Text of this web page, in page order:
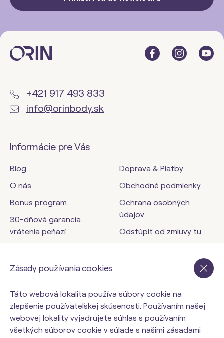
+421 917 493 833
info@orinbody.sk
Informácie pre Vás
Blog
O nás
Bonus program
30-dňová garancia
vrátenia peňazí
Doprava & Platby
Obchodné podmienky
Ochrana osobných
údajov
Odstúpiť od zmluvy tu
orinbody.sk
Zásady používania cookies
Táto webová lokalita používa súbory cookie na
zlepšenie používateľskej skúsenosti. Používaním našej
webovej lokality vyjadrujete súhlas s používaním
všetkých súborov cookie v súlade s našimi zásadami